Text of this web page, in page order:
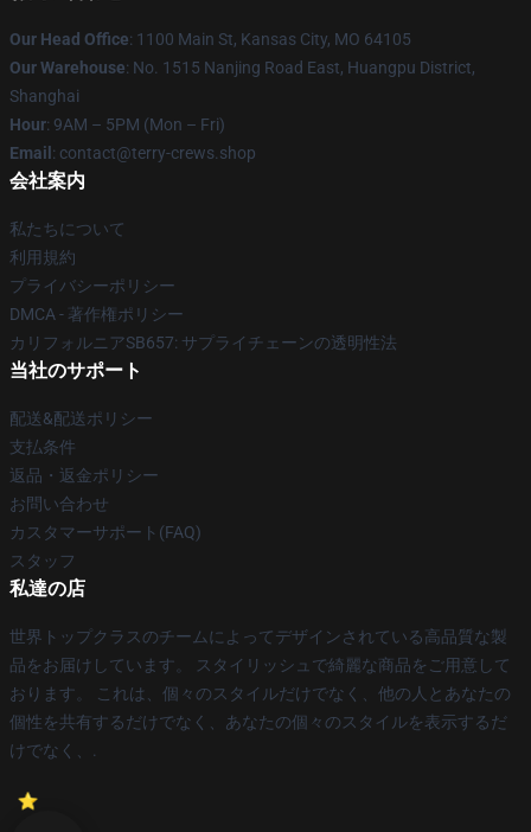
Our Head Office: 1100 Main St, Kansas City, MO 64105
Our Warehouse: No. 1515 Nanjing Road East, Huangpu District,
Shanghai
Hour: 9AM – 5PM (Mon – Fri)
Email : contact@terry-crews.shop
会社案内
私たちについて
利用規約
プライバシーポリシー
DMCA - 著作権ポリシー
カリフォルニアSB657: サプライチェーンの透明性法
当社のサポート
配送&配送ポリシー
支払条件
返品・返金ポリシー
お問い合わせ
カスタマーサポート(FAQ)
スタッフ
私達の店
世界トップクラスのチームによってデザインされている高品質な製
品をお届けしています。 スタイリッシュで綺麗な商品をご用意して
おります。 これは、個々のスタイルだけでなく、他の人とあなたの
個性を共有するだけでなく、あなたの個々のスタイルを表示するだ
けでなく、.